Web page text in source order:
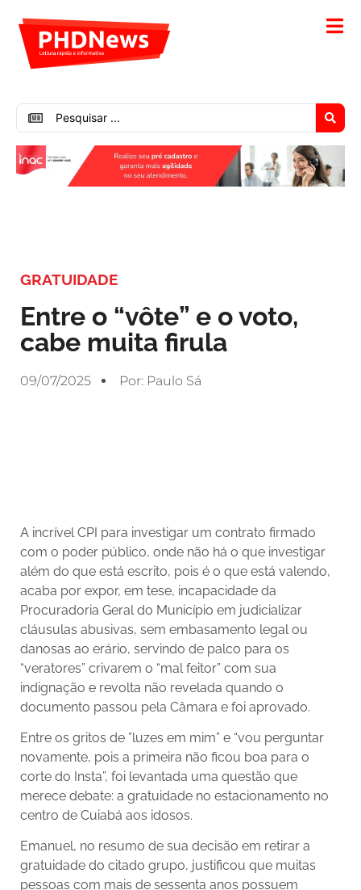
GRATUIDADE
Entre o “vôte” e o voto,
cabe muita firula
09/07/2025 Por: Paulo Sá
A incrível CPI para investigar um contrato firmado
com o poder público, onde não há o que investigar
além do que está escrito, pois é o que está valendo,
acaba por expor, em tese, incapacidade da
Procuradoria Geral do Município em judicializar
cláusulas abusivas, sem embasamento legal ou
danosas ao erário, servindo de palco para os
“veratores” crivarem o “mal feitor” com sua
indignação e revolta não revelada quando o
documento passou pela Câmara e foi aprovado.
Entre os gritos de ”luzes em mim” e “vou perguntar
novamente, pois a primeira não ficou boa para o
corte do Insta”, foi levantada uma questão que
merece debate: a gratuidade no estacionamento no
centro de Cuiabá aos idosos.
Emanuel, no resumo de sua decisão em retirar a
gratuidade do citado grupo, justificou que muitas
pessoas com mais de sessenta anos possuem